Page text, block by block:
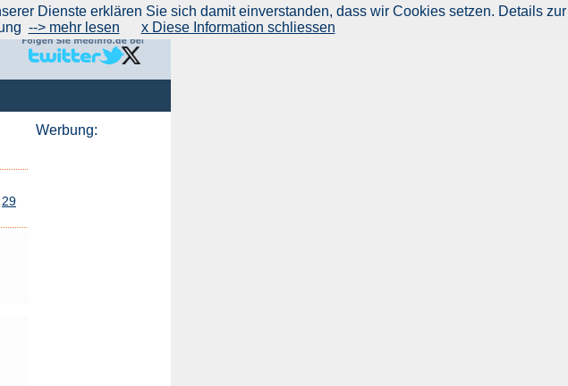
|über Medinfo|Feedback
29
Werbung:
Dienste erklären Sie sich damit einverstanden, dass wir Cookies setzen. Details zur
--> mehr lesen x Diese Information schliessen